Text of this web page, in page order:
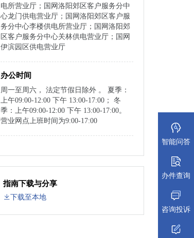
电所营业厅；国网洛阳郊区客户服务分中
心龙门供电营业厅；国网洛阳郊区客户服
务分中心李楼供电所营业厅；国网洛阳郊
区客户服务分中心关林供电营业厅；国网
伊滨园区供电营业厅
办公时间
周一至周六， 法定节假日除外 。 夏季：
上午09:00-12:00 下午 13:00-17:00； 冬
季：上午09:00-12:00 下午 13:00-17:00。
营业网点上班时间为9:00-17:00
指南下载与分享
下载至本地
智能问答
办件查询
咨询投诉